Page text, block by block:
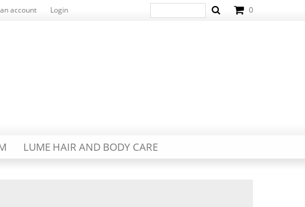
account Login 0
LUME HAIR AND BODY CARE